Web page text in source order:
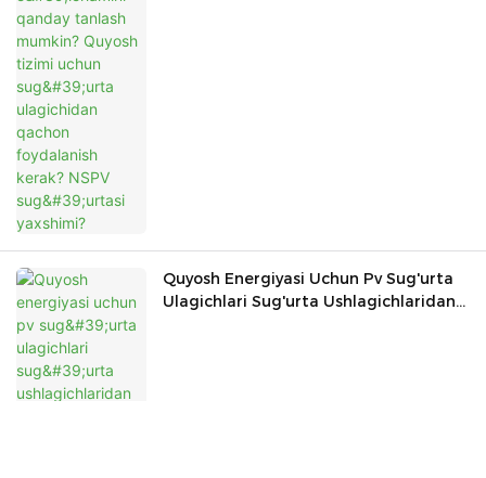
Quyosh Energiyasi Uchun Pv Sug'urta
Ulagichlari Sug'urta Ushlagichlaridan